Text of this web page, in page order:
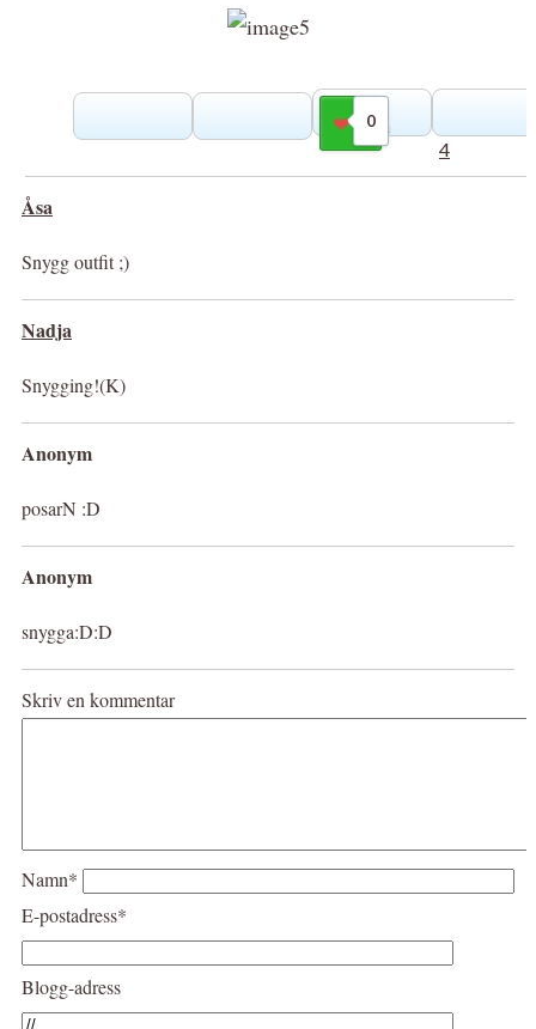
0
Gilla
4
Åsa
Snygg outfit ;)
Nadja
Snygging!(K)
Anonym
posarN :D
Anonym
snygga:D:D
Skriv en kommentar
Namn*
E-postadress*
Blogg-adress